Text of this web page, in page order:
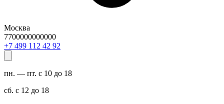
Москва
7700000000000
29 24 211 994 7+
пн. — пт. с 10 до 18
сб. с 12 до 18